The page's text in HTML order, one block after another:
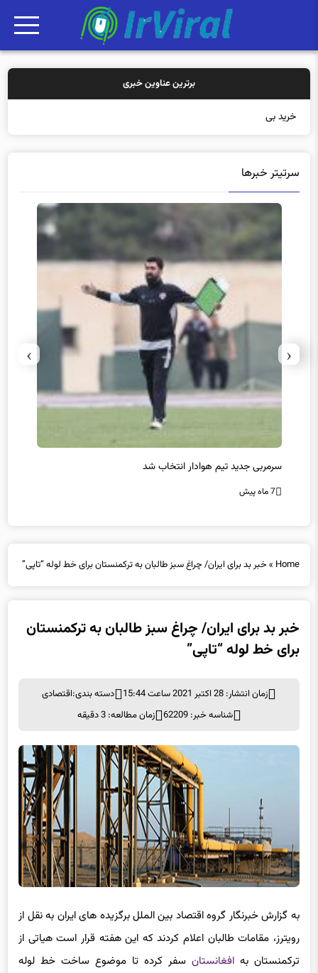
برترین عناوین خبری
خرید بیمه: سنتی ی
سرتیتر خبرها
سرمربی جدید تیم هوادار انتخاب شد
7 ماه پیش
‹
›
Home
»خبر بد برای ایران/ چراغ سبز طالبان به ترکمنستان برای خط لوله “تاپی”
خبر بد برای ایران/ چراغ سبز طالبان به ترکمنستان
برای خط لوله “تاپی”
زمان انتشار: 28 اکتبر 2021 ساعت 15:44 دسته بندی:اقتصادی
شناسه خبر: 62209
زمان مطالعه: 3 دقیقه
به گزارش خبرنگار گروه اقتصاد بین الملل برگزیده های ایران به نقل از
رویترز، مقامات طالبان اعلام کردند که این هفته قرار است هیاتی از
ترکمنستان بهافغانستان سفر کرده تا موضوع ساخت خط لوله